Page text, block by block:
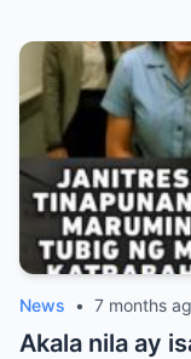
may valid
ang lalakeng
ay isa sa
mismong
matinding
tunay na
gulat ang
News • 7 months
Akala nila ay